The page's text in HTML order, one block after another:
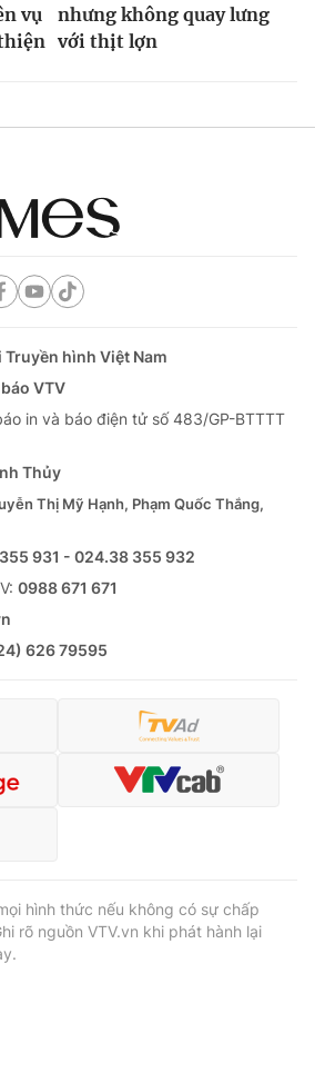
vụ
nhưng không quay lưng
với thịt lợn
Truyền hình Việt Nam
VTV
in và báo điện tử số 483/GP-BTTTT
Thủy
Thị Mỹ Hạnh, Phạm Quốc Thắng,
931 - 024.38 355 932
0988 671 671
626 79595
hình thức nếu không có sự chấp
rõ nguồn VTV.vn khi phát hành lại